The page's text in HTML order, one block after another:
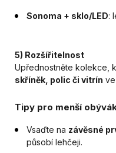
Sonoma + sklo/LED:
5) Rozšířitelnost
Upřednostněte kolekce,
skříněk, polic či vitrín
Tipy pro menší
Vsaďte na závěsné
působí lehčeji.